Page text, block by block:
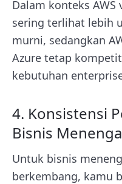
Dalam konteks AWS
sering terlihat lebih
murni, sedangkan
Azure tetap
kebutuhan
4. Konsistensi
Bisnis
Untuk bisnis
berkembang, kamu